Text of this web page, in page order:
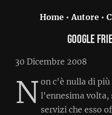
Home •Autore •
Google
30 Dicembre 2008
N on c'è nulla di
l'ennesima volta,
servizi che esso